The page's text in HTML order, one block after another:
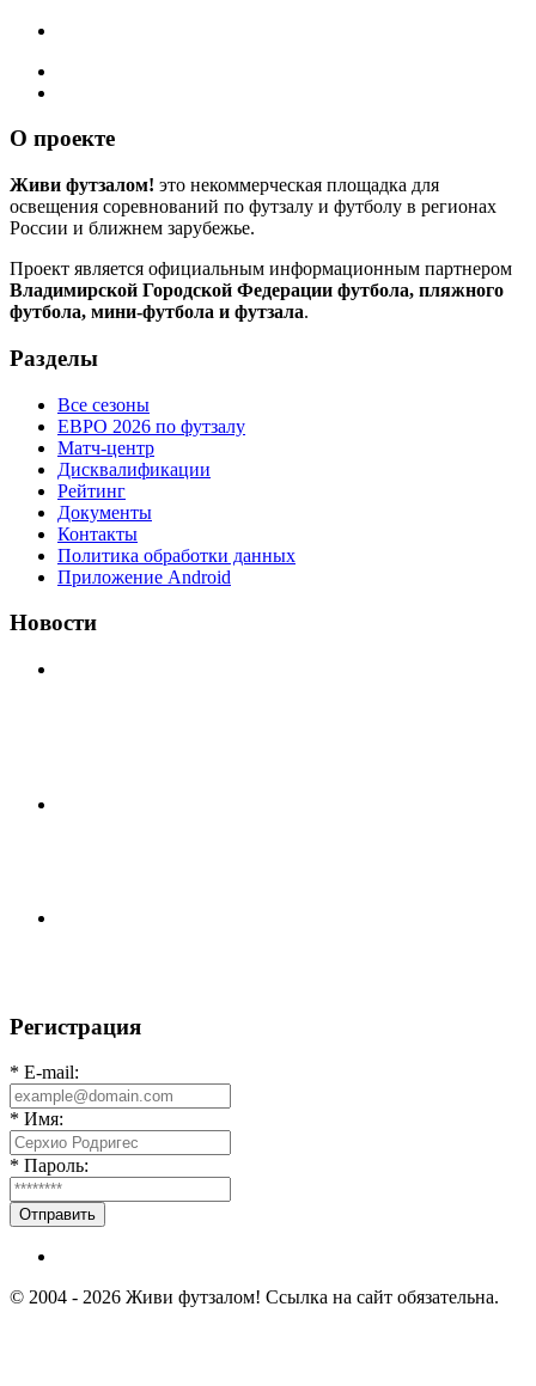
О проекте
Живи футзалом! это некоммерческая площадка для
освещения соревнований по футзалу и футболу в регионах
России и ближнем зарубежье.
Проект является официальным информационным партнером
Владимирской Городской Федерации футбола, пляжного
футбола, мини-футбола и футзала.
Разделы
Все сезоны
ЕВРО 2026 по футзалу
Матч-центр
Дисквалификации
Рейтинг
Документы
Контакты
Политика обработки данных
Приложение Android
Новости
Регистрация
* E-mail:
* Имя:
* Пароль:
Отправить
© 2004 - 2026 Живи футзалом! Ссылка на сайт обязательна.